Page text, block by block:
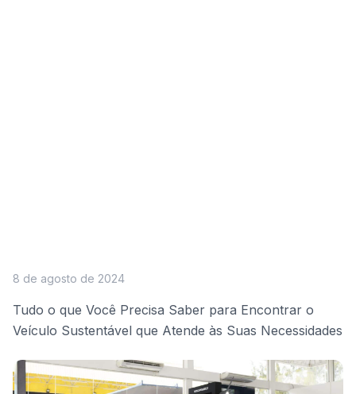
8 de agosto de 2024
Tudo o que Você Precisa Saber para Encontrar o
Veículo Sustentável que Atende às Suas Necessidades